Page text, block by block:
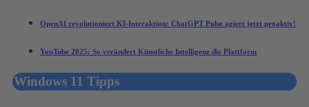
OpenAI revolutioniert KI-Interaktion: ChatGPT Pulse agiert jetzt proaktiv!
YouTube 2025: So verändert Künstliche Intelligenz die Plattform
Windows 11 Tipps